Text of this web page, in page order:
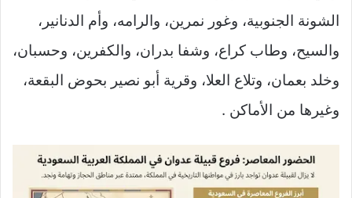
الشونة الجنوبية، وغور نمرين، والرامه، وأم الدنانير،
والسيح، وطاب كراع، وشفا بدران، والكفرين، وحسبان،
وخلد بعمان، وتلاع العلا، وقرية أبو نصير بحوض البقعة،
وغيرها من الأماكن .